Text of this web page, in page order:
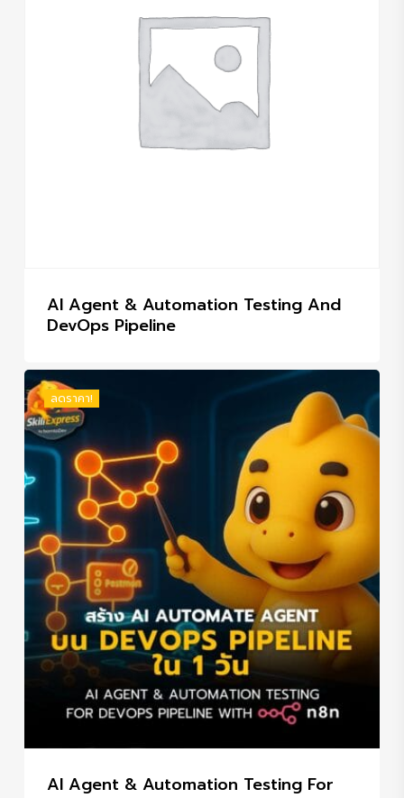
AI Agent & Automation Testing And
DevOps Pipeline
ลดราคา!
AI Agent & Automation Testing For